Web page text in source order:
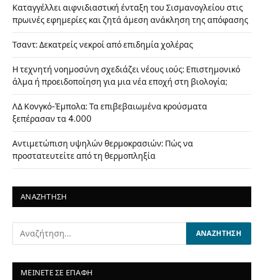
Καταγγέλλει αιφνιδιαστική ένταξη του Σισμανογλείου στις
πρωινές εφημερίες και ζητά άμεση ανάκληση της απόφασης
Τσαντ: Δεκατρείς νεκροί από επιδημία χολέρας
Η τεχνητή νοημοσύνη σχεδιάζει νέους ιούς: Επιστημονικό
άλμα ή προειδοποίηση για μια νέα εποχή στη βιολογία;
ΛΔ Κονγκό-Έμπολα: Τα επιβεβαιωμένα κρούσματα
ξεπέρασαν τα 4.000
Αντιμετώπιση υψηλών θερμοκρασιών: Πώς να
προστατευτείτε από τη θερμοπληξία
ΑΝΑΖΗΤΗΣΗ
ΜΕΙΝΕΤΕ ΣΕ ΕΠΑΦΗ